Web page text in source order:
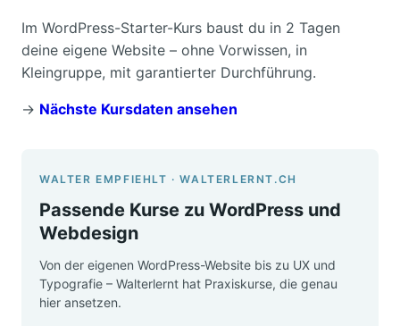
Im WordPress-Starter-Kurs baust du in 2 Tagen
deine eigene Website – ohne Vorwissen, in
Kleingruppe, mit garantierter Durchführung.
→ Nächste Kursdaten ansehen
WALTER EMPFIEHLT · WALTERLERNT.CH
Passende Kurse zu WordPress und
Webdesign
Von der eigenen WordPress-Website bis zu UX und
Typografie – Walterlernt hat Praxiskurse, die genau
hier ansetzen.